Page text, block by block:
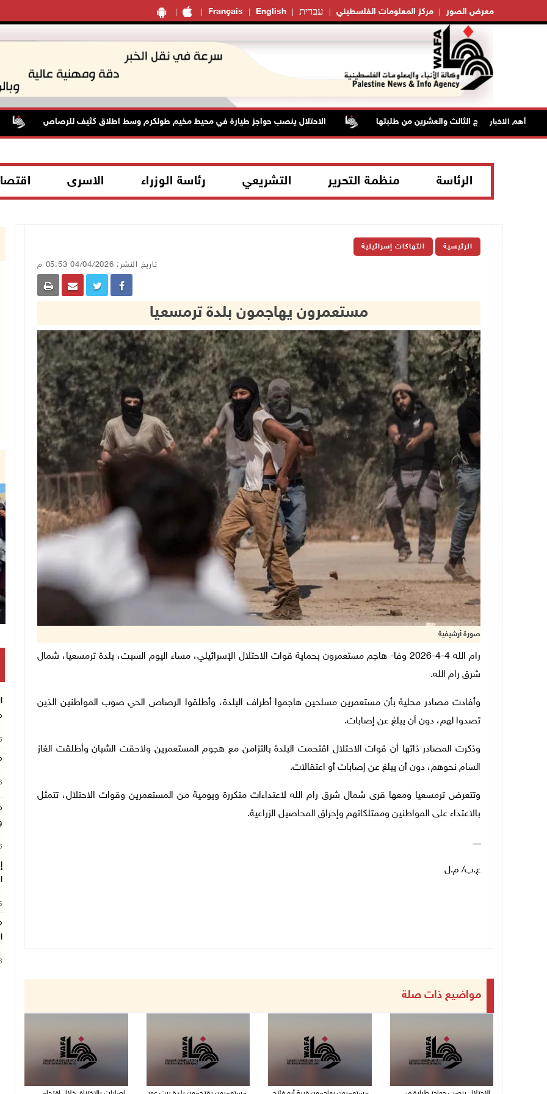
Français English עברית مركز المعلومات الفلسطيني معرض الصور
أهم الاخبار
تخريج الفوج الثالث والعشرين من طلبتها الاحتلال ينصب حواجز طيارة في محيط مخيم طولكرم وسط اطلاق كثيف للرصاص
الرئاسة منظمة التحرير التشريعي رئاسة الوزراء الاسرى
الرئيسية انتهاكات إسرائيلية
تاريخ النشر: 04/04/2026 05:53 م
مستعمرون يهاجمون بلدة ترمسعيا
صورة أرشيفية
رام الله 4-4-2026 وفا- هاجم مستعمرون بحماية قوات الاحتلال الإسرائيلي، مساء اليوم السبت، بلدة ترمسعيا، شمال
شرق رام الله.
وأفادت مصادر محلية بأن مستعمرين مسلحين هاجموا أطراف البلدة، وأطلقوا الرصاص الحي صوب المواطنين الذين
تصدوا لهم، دون أن يبلغ عن إصابات.
وذكرت المصادر ذاتها أن قوات الاحتلال اقتحمت البلدة بالتزامن مع هجوم المستعمرين ولاحقت الشبان وأطلقت الغاز
السام نحوهم، دون أن يبلغ عن إصابات أو اعتقالات.
وتتعرض ترمسعيا ومعها قرى شمال شرق رام الله لاعتداءات متكررة ويومية من المستعمرين وقوات الاحتلال، تتمثل
بالاعتداء على المواطنين وممتلكاتهم وإحراق المحاصيل الزراعية.
ــــــ
ع.ب/ م.ل
مواضيع ذات صلة